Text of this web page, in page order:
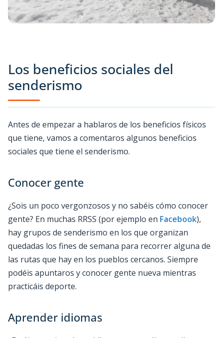
Los beneficios sociales del
senderismo
Antes de empezar a hablaros de los beneficios físicos
que tiene, vamos a comentaros algunos beneficios
sociales que tiene el senderismo.
Conocer gente
¿Sois un poco vergonzosos y no sabéis cómo conocer
gente? En muchas RRSS (por ejemplo en Facebook),
hay grupos de senderismo en los que organizan
quedadas los fines de semana para recorrer alguna de
las rutas que hay en los pueblos cercanos. Siempre
podéis apuntaros y conocer gente nueva mientras
practicáis deporte.
Aprender idiomas